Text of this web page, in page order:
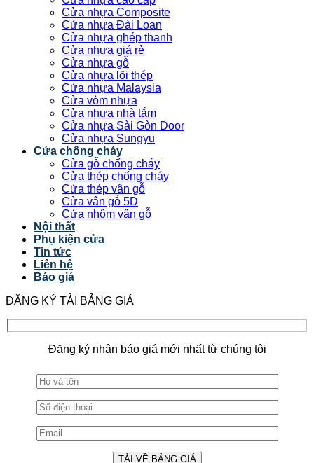
Cửa nhựa Composite
Cửa nhựa Đài Loan
Cửa nhựa ghép thanh
Cửa nhựa giá rẻ
Cửa nhựa gỗ
Cửa nhựa lõi thép
Cửa nhựa Malaysia
Cửa vòm nhựa
Cửa nhựa nhà tắm
Cửa nhựa Sài Gòn Door
Cửa nhựa Sungyu
Cửa chống cháy
Cửa gỗ chống cháy
Cửa thép chống cháy
Cửa thép vân gỗ
Cửa vân gỗ 5D
Cửa nhôm vân gỗ
Nội thất
Phụ kiện cửa
Tin tức
Liên hệ
Báo giá
ĐĂNG KÝ TẢI BẢNG GIÁ
Đăng ký nhận báo giá mới nhất từ chúng tôi